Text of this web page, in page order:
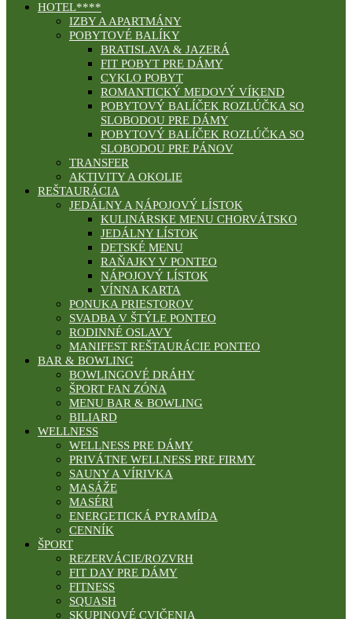
HOTEL****
IZBY A APARTMÁNY
POBYTOVÉ BALÍKY
BRATISLAVA & JAZERÁ
FIT POBYT PRE DÁMY
CYKLO POBYT
ROMANTICKÝ MEDOVÝ VÍKEND
POBYTOVÝ BALÍČEK ROZLÚČKA SO
SLOBODOU PRE DÁMY
POBYTOVÝ BALÍČEK ROZLÚČKA SO
SLOBODOU PRE PÁNOV
TRANSFER
AKTIVITY A OKOLIE
REŠTAURÁCIA
JEDÁLNY A NÁPOJOVÝ LÍSTOK
KULINÁRSKE MENU CHORVÁTSKO
JEDÁLNY LÍSTOK
DETSKÉ MENU
RAŇAJKY V PONTEO
NÁPOJOVÝ LÍSTOK
VÍNNA KARTA
PONUKA PRIESTOROV
SVADBA V ŠTÝLE PONTEO
RODINNÉ OSLAVY
MANIFEST REŠTAURÁCIE PONTEO
BAR & BOWLING
BOWLINGOVÉ DRÁHY
ŠPORT FAN ZÓNA
MENU BAR & BOWLING
BILIARD
WELLNESS
WELLNESS PRE DÁMY
PRIVÁTNE WELLNESS PRE FIRMY
SAUNY A VÍRIVKA
MASÁŽE
MASÉRI
ENERGETICKÁ PYRAMÍDA
CENNÍK
ŠPORT
REZERVÁCIE/ROZVRH
FIT DAY PRE DÁMY
FITNESS
SQUASH
SKUPINOVÉ CVIČENIA